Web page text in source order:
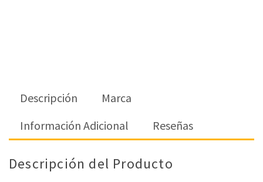
Descripción
Marca
Información Adicional
Reseñas
Descripción del Producto